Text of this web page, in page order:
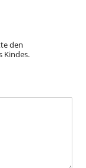
den
Kindes.